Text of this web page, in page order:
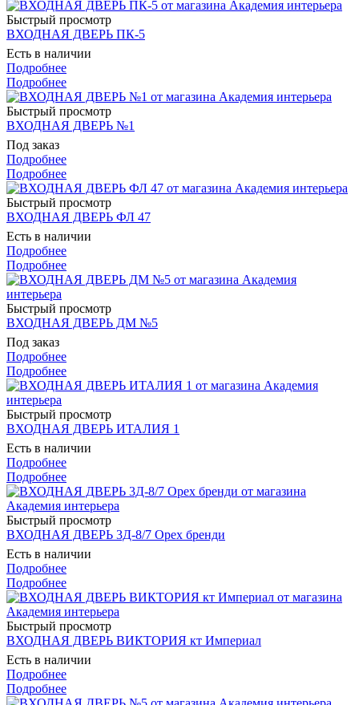
Быстрый просмотр
ВХОДНАЯ ДВЕРЬ ПК-5
Есть в наличии
Подробнее
Подробнее
Быстрый просмотр
ВХОДНАЯ ДВЕРЬ №1
Под заказ
Подробнее
Подробнее
Быстрый просмотр
ВХОДНАЯ ДВЕРЬ ФЛ 47
Есть в наличии
Подробнее
Подробнее
Быстрый просмотр
ВХОДНАЯ ДВЕРЬ ДМ №5
Под заказ
Подробнее
Подробнее
Быстрый просмотр
ВХОДНАЯ ДВЕРЬ ИТАЛИЯ 1
Есть в наличии
Подробнее
Подробнее
Быстрый просмотр
ВХОДНАЯ ДВЕРЬ 3Д-8/7 Орех бренди
Есть в наличии
Подробнее
Подробнее
Быстрый просмотр
ВХОДНАЯ ДВЕРЬ ВИКТОРИЯ кт Империал
Есть в наличии
Подробнее
Подробнее